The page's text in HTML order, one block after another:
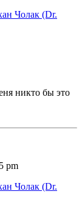
Чолак (Dr.
никто бы это
pm
Чолак (Dr.